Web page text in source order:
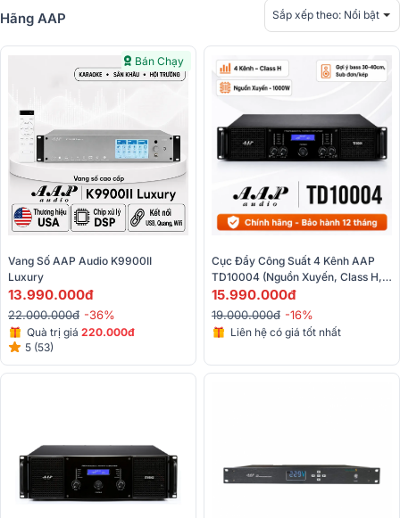
Hãng AAP Sắp xếp theo: Nổi bật
Bán Chạy
Vang Số AAP Audio K9900II
Luxury
13.990.000đ
22.000.000đ -36%
Quà trị giá 220.000đ
5 (53)
Cục Đẩy Công Suất 4 Kênh AAP
TD10004 (Nguồn Xuyến, Class H,
1000W)
15.990.000đ
19.000.000đ -16%
Liên hệ có giá tốt nhất